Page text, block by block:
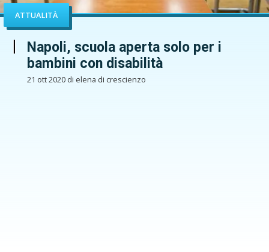
ATTUALITÀ
Napoli, scuola aperta solo per i
bambini con disabilità
21 ott 2020 di elena di crescienzo